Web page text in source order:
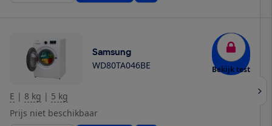
Samsung
WD80TA046BE Bekijk test
E | 8 kg | 5 kg
Prijs niet beschikbaar